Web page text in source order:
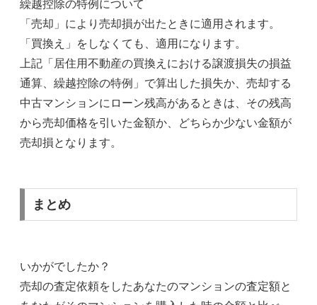
繰越控除の特例について
「売却」により売却損が出たときに適用されます。
「買換え」をしなくても、適用になります。
上記「居住用不動産の買換えにおける譲渡損失の損益
通算、繰越控除の特例」で算出した損失か、売却する
中古マンションにローン残高があるときは、その残高
から売却価格を引いた金額か、どちらか少ない金額が
売却損となります。
まとめ
いかがでしたか？
売却の査定依頼をしたあなたのマンションの査定額と